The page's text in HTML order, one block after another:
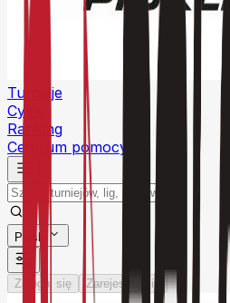
Turnieje
Cykle
Ranking
Centrum pomocy
Polski
Zaloguj się Zarejestruj się